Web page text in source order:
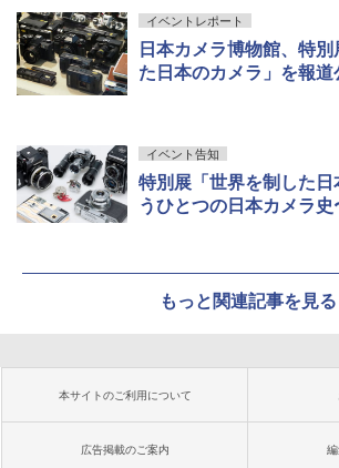
イベントレポート
日本カメラ博物館、特
た日本のカメラ」を報道
イベント告知
特別展「世界を制した日
うひとつの日本カメラ史
もっと関連記事を見る
本サイトのご利用について
広告掲載のご案内